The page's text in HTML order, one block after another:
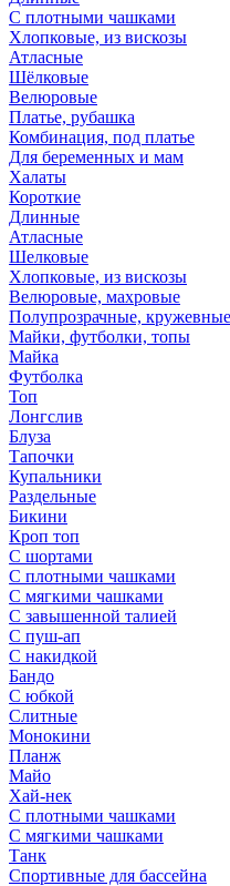
С плотными чашками
Хлопковые, из вискозы
Атласные
Шёлковые
Велюровые
Платье, рубашка
Комбинация, под платье
Для беременных и мам
Халаты
Короткие
Длинные
Атласные
Шелковые
Хлопковые, из вискозы
Велюровые, махровые
Полупрозрачные, кружевные
Майки, футболки, топы
Майка
Футболка
Топ
Лонгслив
Блуза
Тапочки
Купальники
Раздельные
Бикини
Кроп топ
С шортами
С плотными чашками
С мягкими чашками
С завышенной талией
С пуш-ап
С накидкой
Бандо
С юбкой
Слитные
Монокини
Планж
Майо
Хай-нек
С плотными чашками
С мягкими чашками
Танк
Спортивные для бассейна